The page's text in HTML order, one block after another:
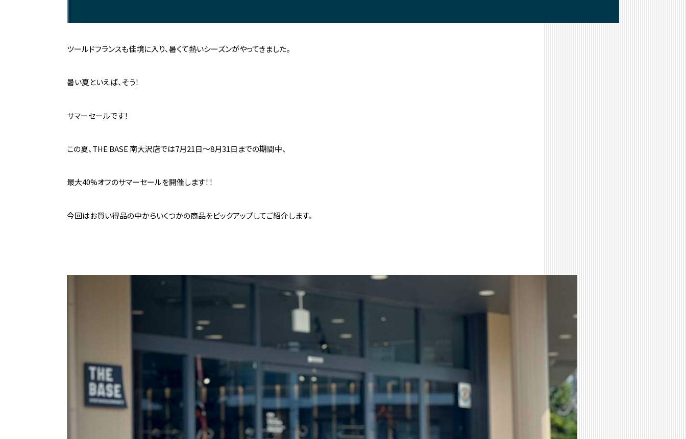
ツールドフランスも佳境に入り、暑くて熱いシーズンがやってきました。
暑い夏といえば、そう！
サマーセールです！
この夏、THE BASE 南大沢店では7月21日～8月31日までの期間中、
最大40%オフのサマーセールを開催します！！
今回はお買い得品の中からいくつかの商品をピックアップしてご紹介します。